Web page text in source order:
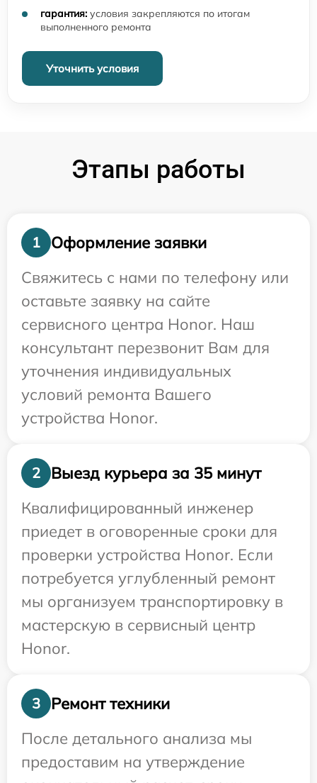
гарантия: условия закрепляются по итогам
выполненного ремонта
Уточнить условия
Этапы работы
1
Оформление заявки
Свяжитесь с нами по телефону или
оставьте заявку на сайте
сервисного центра Honor. Наш
консультант перезвонит Вам для
уточнения индивидуальных
условий ремонта Вашего
устройства Honor.
2
Выезд курьера за 35 минут
Квалифицированный инженер
приедет в оговоренные сроки для
проверки устройства Honor. Если
потребуется углубленный ремонт
мы организуем транспортировку в
мастерскую в сервисный центр
Honor.
3
Ремонт техники
После детального анализа мы
предоставим на утверждение